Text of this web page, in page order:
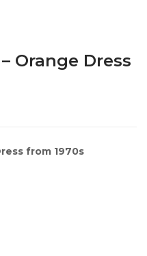
Orange Dress
from 1970s